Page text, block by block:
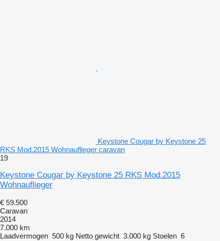
Keystone Cougar by Keystone 25
RKS Mod.2015 Wohnauflieger caravan
19
Keystone Cougar by Keystone 25 RKS Mod.2015
Wohnauflieger
€ 59.500
Caravan
2014
7.000 km
Laadvermogen 500 kg Netto gewicht 3.000 kg Stoelen 6